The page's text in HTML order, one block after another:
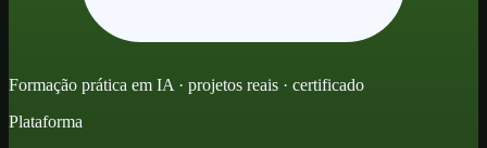
Formação prática em IA · projetos reais · certificado
Plataforma